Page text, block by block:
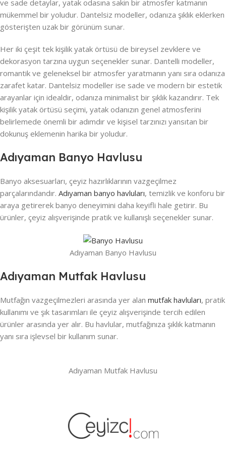
ve sade detaylar, yatak odasına sakin bir atmosfer katmanın
mükemmel bir yoludur. Dantelsiz modeller, odanıza şıklık eklerken
gösterişten uzak bir görünüm sunar.
Her iki çeşit tek kişilik yatak örtüsü de bireysel zevklere ve
dekorasyon tarzına uygun seçenekler sunar. Dantelli modeller,
romantik ve geleneksel bir atmosfer yaratmanın yanı sıra odanıza
zarafet katar. Dantelsiz modeller ise sade ve modern bir estetik
arayanlar için idealdir, odanıza minimalist bir şıklık kazandırır. Tek
kişilik yatak örtüsü seçimi, yatak odanızın genel atmosferini
belirlemede önemli bir adımdır ve kişisel tarzınızı yansıtan bir
dokunuş eklemenin harika bir yoludur.
Adıyaman Banyo Havlusu
Banyo aksesuarları, çeyiz hazırlıklarının vazgeçilmez
parçalarındandır. Adıyaman banyo havluları, temizlik ve konforu bir
araya getirerek banyo deneyimini daha keyifli hale getirir. Bu
ürünler, çeyiz alışverişinde pratik ve kullanışlı seçenekler sunar.
Adıyaman Banyo Havlusu
Adıyaman Mutfak Havlusu
Mutfağın vazgeçilmezleri arasında yer alan mutfak havluları, pratik
kullanımı ve şık tasarımları ile çeyiz alışverişinde tercih edilen
ürünler arasında yer alır. Bu havlular, mutfağınıza şıklık katmanın
yanı sıra işlevsel bir kullanım sunar.
Adıyaman Mutfak Havlusu